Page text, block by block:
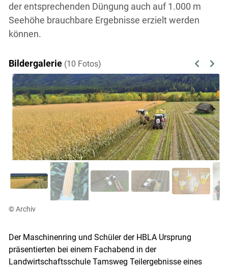
der entsprechenden Düngung auch auf 1.000 m
Seehöhe brauchbare Ergebnisse erzielt werden
können.
Bildergalerie (10 Fotos) Previous
Next
© Archiv
Der Maschinenring und Schüler der HBLA Ursprung
präsentierten bei einem Fachabend in der
Landwirtschaftsschule Tamsweg Teilergebnisse eines